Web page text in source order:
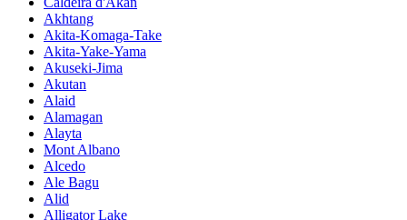
Akhtang
Akita-Komaga-Take
Akita-Yake-Yama
Akuseki-Jima
Akutan
Alaid
Alamagan
Alayta
Mont Albano
Alcedo
Ale Bagu
Alid
Alligator Lake